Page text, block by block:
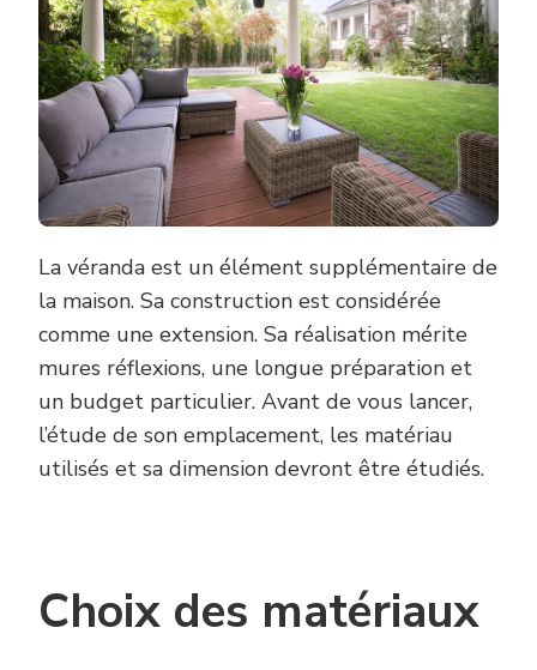
La véranda est un élément supplémentaire de
la maison. Sa construction est considérée
comme une extension. Sa réalisation mérite
mures réflexions, une longue préparation et
un budget particulier. Avant de vous lancer,
l’étude de son emplacement, les matériau
utilisés et sa dimension devront être étudiés.
Choix des matériaux